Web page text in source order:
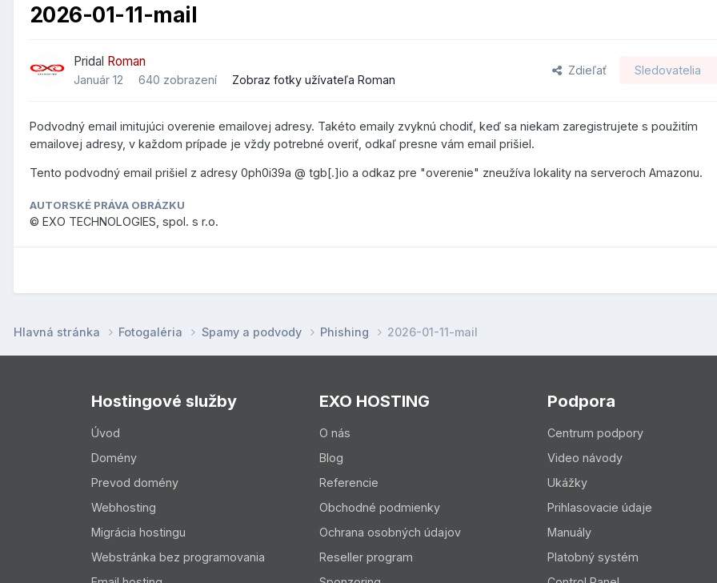
2026-01-11-mail
Pridal Roman
Január 12 640 zobrazení Zobraz fotky užívateľa Roman
Zdieľať Sledovatelia
Podvodný email imitujúci overenie emailovej adresy. Takéto emaily zvyknú chodiť, keď sa niekam zaregistrujete s použitím
emailovej adresy, v každom prípade je vždy potrebné overiť, odkaľ presne vám email prišiel.
Tento podvodný email prišiel z adresy 0ph0i39a @ tgb[.]io a odkaz pre "overenie" zneužíva lokality na serveroch Amazonu.
AUTORSKÉ PRÁVA OBRÁZKU
© EXO TECHNOLOGIES, spol. s r.o.
Hlavná stránka Fotogaléria Spamy a podvody Phishing 2026-01-11-mail
Hostingové služby
Úvod
Domény
Prevod domény
Webhosting
Migrácia hostingu
Webstránka bez programovania
EXO HOSTING
O nás
Blog
Referencie
Obchodné podmienky
Ochrana osobných údajov
Reseller program
Podpora
Centrum podpory
Video návody
Ukážky
Prihlasovacie údaje
Manuály
Platobný systém